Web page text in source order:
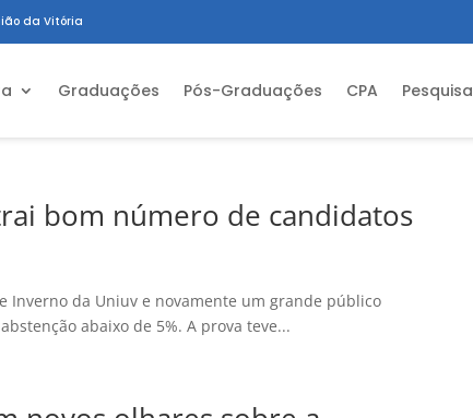
da Vitória
Graduações Pós-Graduações CPA Pesquisa
bom número de candidatos
Inverno da Uniuv e novamente um grande público
abaixo de 5%. A prova teve...